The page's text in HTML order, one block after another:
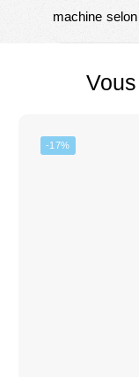
machine
-17%